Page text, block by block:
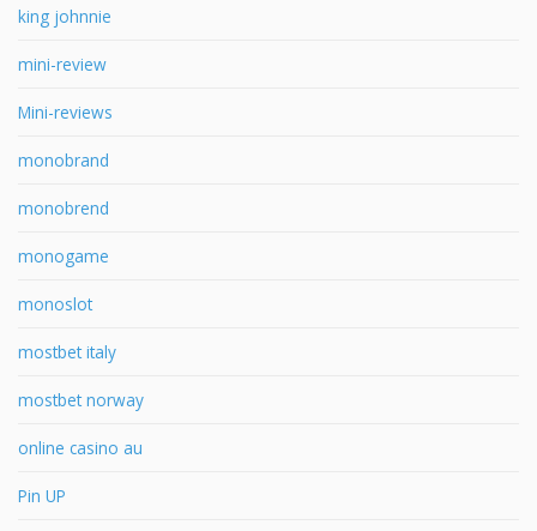
king johnnie
mini-review
Mini-reviews
monobrand
monobrend
monogame
monoslot
mostbet italy
mostbet norway
online casino au
Pin UP